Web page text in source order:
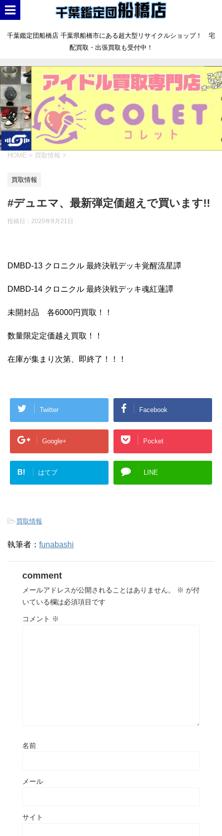
千葉鑑定団船橋店 千葉県船橋市にある超大型リサイクルショップ！ 宅
配買取・出張買取も受付中！
HOME > 買取情報 >
買取情報
#デュエマ、最新弾定価超えで買います!!
投稿日： 2020年8月21日
DMBD-13 クロニクル 最終決戦デッキ覚醒流星譚
DMBD-14 クロニクル 最終決戦デッキ魂紅蓮譚
未開封品 各6000円買取！！
数量限定定価越え買取！！
在庫が集まり次第、即終了！！！
Twitter Facebook
Google+ Pocket
B! はてブ LINE
-買取情報
執筆者： funabashi
comment
メールアドレスが公開されることはありません。 ※ が付
いている欄は必須項目です
コメント ※
名前
メール
サイト